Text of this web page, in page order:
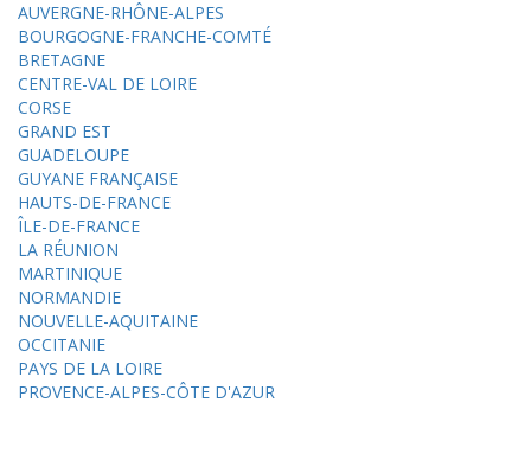
AUVERGNE-RHÔNE-ALPES
BOURGOGNE-FRANCHE-COMTÉ
BRETAGNE
CENTRE-VAL DE LOIRE
CORSE
GRAND EST
GUADELOUPE
GUYANE FRANÇAISE
HAUTS-DE-FRANCE
ÎLE-DE-FRANCE
LA RÉUNION
MARTINIQUE
NORMANDIE
NOUVELLE-AQUITAINE
OCCITANIE
PAYS DE LA LOIRE
PROVENCE-ALPES-CÔTE D'AZUR